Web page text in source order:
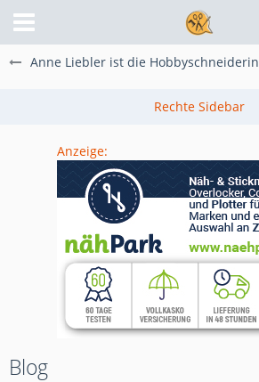
Anne Liebler ist die Hobbyschneiderin
Anzeige:
Blog